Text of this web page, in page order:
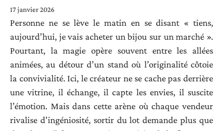
17 janvier 2026
Personne ne se lève le matin en se disant « tiens,
aujourd’hui, je vais acheter un bijou sur un marché ».
Pourtant, la magie opère souvent entre les allées
animées, au détour d’un stand où l’originalité côtoie
la convivialité. Ici, le créateur ne se cache pas derrière
une vitrine, il échange, il capte les envies, il suscite
l’émotion. Mais dans cette arène où chaque vendeur
rivalise d’ingéniosité, sortir du lot demande plus que